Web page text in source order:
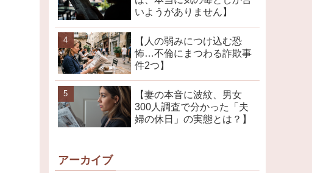
いようがありません】
【人の弱みにつけ込む恐
怖…不倫にまつわる詐欺事
件2つ】
【妻の本音に波紋、男女
300人調査で分かった「夫
婦の休日」の実態とは？】
アーカイブ